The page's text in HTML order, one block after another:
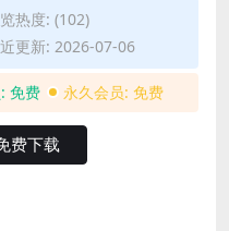
热度: (102)
更新: 2026-07-06
免费 永久会员: 免费
费下载